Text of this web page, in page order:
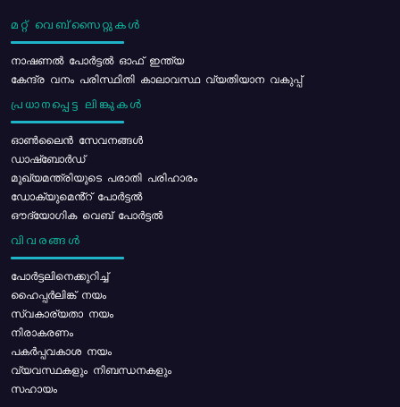
മറ്റ് വെബ്സൈറ്റുകൾ
നാഷണൽ പോർട്ടൽ ഓഫ് ഇന്ത്യ
കേന്ദ്ര വനം പരിസ്ഥിതി കാലാവസ്ഥ വ്യതിയാന വകുപ്പ്
പ്രധാനപ്പെട്ട ലിങ്കുകൾ
ഓൺലൈൻ സേവനങ്ങൾ
ഡാഷ്ബോർഡ്
മുഖ്യമന്ത്രിയുടെ പരാതി പരിഹാരം
ഡോക്യുമെൻ്റ് പോർട്ടൽ
ഔദ്യോഗിക വെബ് പോർട്ടൽ
വിവരങ്ങൾ
പോര്‍ട്ടലിനെക്കുറിച്ച്
ഹൈപ്പർലിങ്ക് നയം
സ്വകാര്യതാ നയം
നിരാകരണം
പകർപ്പവകാശ നയം
വ്യവസ്ഥകളും നിബന്ധനകളും
സഹായം